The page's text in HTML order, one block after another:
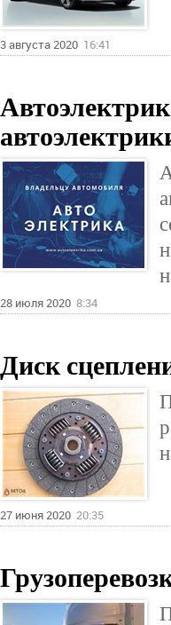
3 августа 2020 16:41
28 июля 2020 8:34
Диск
27 июня 2020 20:35